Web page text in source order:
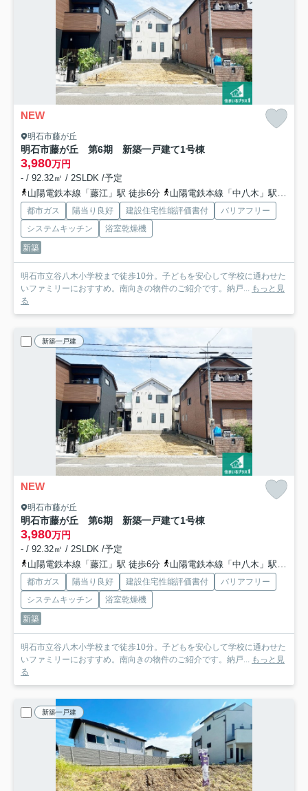
NEW
明石市藤が丘
明石市藤が丘 第6期 新築一戸建て1号棟
3,980万円
- / 92.32㎡ / 2SLDK /予定
山陽電鉄本線「藤江」駅 徒歩6分
山陽電鉄本線「中八木」駅 徒歩16分
都市ガス 陽当り良好 建設住宅性能評価書付
バリアフリー
システムキッチン
浴室乾燥機
新築
明石市立谷八木小学校まで徒歩10分。子どもを安心して学校に通わせた
いファミリーにおすすめ。南向きの物件のご紹介です。納戸... もっと見
る
新築一戸建
NEW
明石市藤が丘
明石市藤が丘 第6期 新築一戸建て1号棟
3,980万円
- / 92.32㎡ / 2SLDK /予定
山陽電鉄本線「藤江」駅 徒歩6分
山陽電鉄本線「中八木」駅 徒歩16分
都市ガス 陽当り良好 建設住宅性能評価書付
バリアフリー
システムキッチン
浴室乾燥機
新築
明石市立谷八木小学校まで徒歩10分。子どもを安心して学校に通わせた
いファミリーにおすすめ。南向きの物件のご紹介です。納戸... もっと見
る
新築一戸建